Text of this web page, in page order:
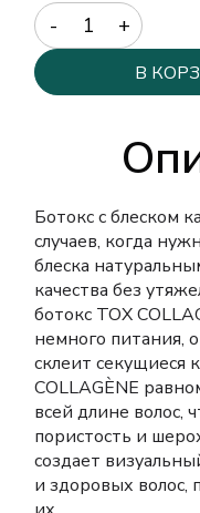
Quantity
В
Ботокс с блеском
случаев, когда
блеска
качества без
ботокс TOX
немного питания,
склеит секущиеся
COLLAGÈNE
всей длине волос,
пористость и
создает
и здоровых волос,